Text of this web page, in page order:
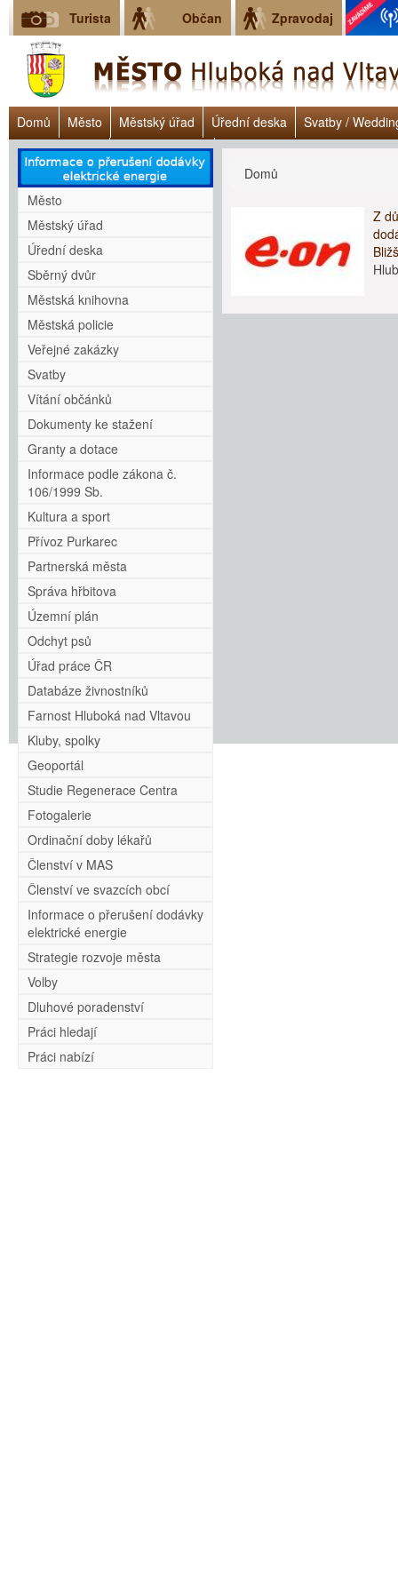
Turista Občan Zpravodaj
Domů Město Městský úřad Úřední deska
Svatby /
Úřad práce ČR
Lokalita Janoch Dluhové poradenství - Clověk
Město
Městský úřad
Úřední deska
Sběrný dvůr
Městská knihovna
Městská policie
Veřejné zakázky
Svatby
Vítání občánků
Dokumenty ke stažení
Granty a dotace
Informace podle zákona č.
106/1999 Sb.
Kultura a sport
Přívoz Purkarec
Partnerská města
Správa hřbitova
Územní plán
Odchyt psů
Úřad práce ČR
Databáze živnostníků
Farnost Hluboká nad Vltavou
Kluby, spolky
Geoportál
Studie Regenerace Centra
Fotogalerie
Ordinační doby lékařů
Členství v MAS
Členství ve svazcích obcí
Informace o přerušení dodávky
elektrické energie
Strategie rozvoje města
Volby
Dluhové poradenství
Práci hledají
Práci nabízí
Jste zde
Domů
Z